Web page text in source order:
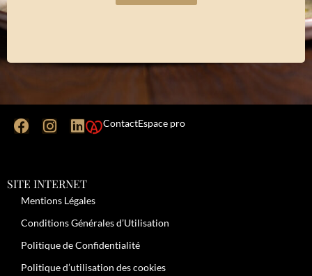
ContactEspace pro
SITE INTERNET
Mentions Légales
Conditions Générales d’Utilisation
Politique de Confidentialité
Politique d’utilisation des cookies